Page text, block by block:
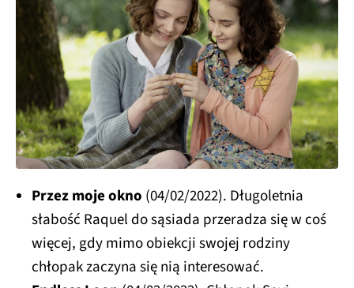
Przez moje okno (04/02/2022). Długoletnia
słabość Raquel do sąsiada przeradza się w coś
więcej, gdy mimo obiekcji swojej rodziny
chłopak zaczyna się nią interesować.